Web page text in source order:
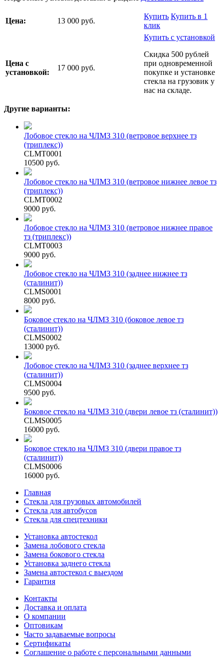
Цена: 13 000 руб.
Купить Купить в 1
клик
Цена с
установкой:
17 000 руб.
Купить с установкой
Скидка 500 рублей
при одновременной
покупке и установке
стекла на грузовик у
нас на складе.
Другие варианты:
Лобовое стекло на ЧЛМЗ 310 (ветровое верхнее тз
(триплекс))
CLMT0001
10500 руб.
Лобовое стекло на ЧЛМЗ 310 (ветровое нижнее левое тз
(триплекс))
CLMT0002
9000 руб.
Лобовое стекло на ЧЛМЗ 310 (ветровое нижнее правое
тз (триплекс))
CLMT0003
9000 руб.
Лобовое стекло на ЧЛМЗ 310 (заднее нижнее тз
(сталинит))
CLMS0001
8000 руб.
Боковое стекло на ЧЛМЗ 310 (боковое левое тз
(сталинит))
CLMS0002
13000 руб.
Лобовое стекло на ЧЛМЗ 310 (заднее верхнее тз
(сталинит))
CLMS0004
9500 руб.
Боковое стекло на ЧЛМЗ 310 (двери левое тз (сталинит))
CLMS0005
16000 руб.
Боковое стекло на ЧЛМЗ 310 (двери правое тз
(сталинит))
CLMS0006
16000 руб.
Главная
Стекла для грузовых автомобилей
Стекла для автобусов
Стекла для спецтехники
Установка автостекол
Замена лобового стекла
Замена бокового стекла
Установка заднего стекла
Замена автостекол с выездом
Гарантия
Контакты
Доставка и оплата
О компании
Оптовикам
Часто задаваемые вопросы
Сертификаты
Соглашение о работе с персональными данными